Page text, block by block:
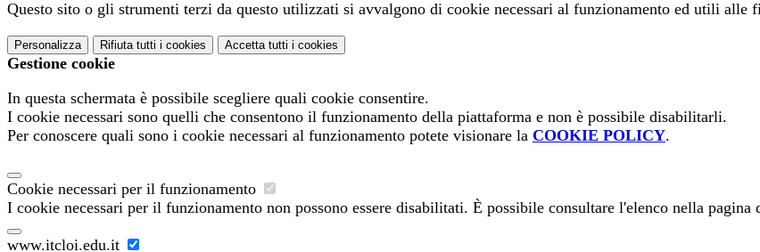
Questo sito o gli strumenti terzi da questo utilizzati si avvalgono di cookie necessari al funzionamento ed utili alle
Personalizza Rifiuta tutti i cookies Accetta tutti i cookies
Gestione cookie
In questa schermata è possibile scegliere quali cookie consentire.
I cookie necessari sono quelli che consentono il funzionamento della piattaforma e non è possibile disabilitarli.
Per conoscere quali sono i cookie necessari al funzionamento potete visionare la COOKIE POLICY.
Cookie necessari per il funzionamento
I cookie necessari per il funzionamento non possono essere disabilitati. È possibile consultare l'elenco nella pagina
www.itcloi.edu.it